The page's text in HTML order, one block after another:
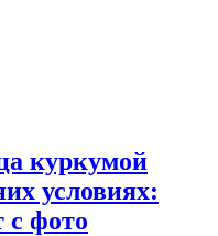
куркумой
условиях:
с фото